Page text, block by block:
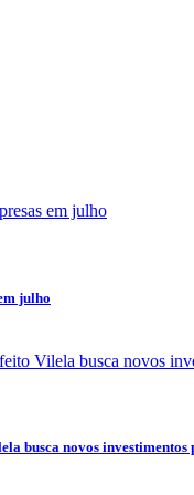
julho
busca novos investimentos